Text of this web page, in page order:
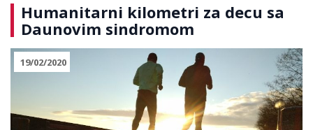
Humanitarni kilometri za decu sa
Daunovim sindromom
19/02/2020